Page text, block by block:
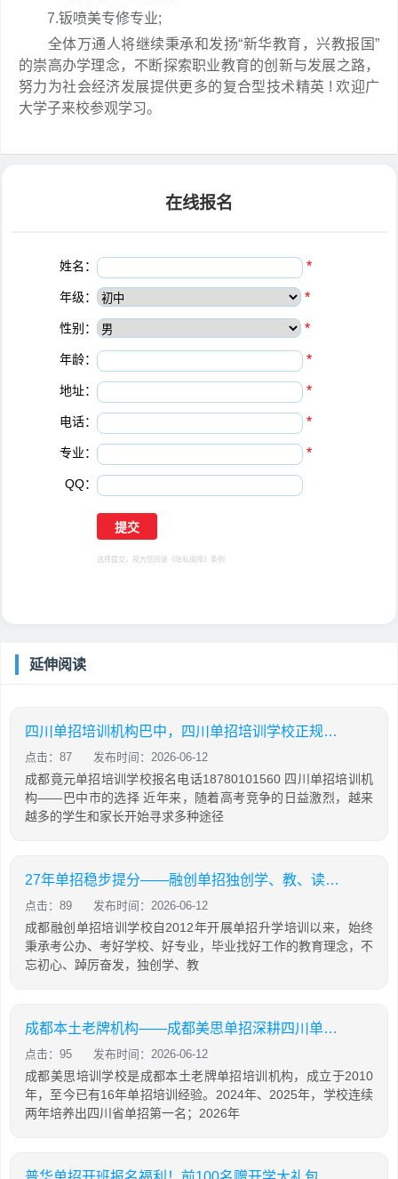
7.钣喷美专修专业;
全体万通人将继续秉承和发扬“新华教育，兴教报国”
的崇高办学理念，不断探索职业教育的创新与发展之路，
努力为社会经济发展提供更多的复合型技术精英 ! 欢迎广
大学子来校参观学习。
在线报名
姓名： *
年级： *
性别： *
年龄： *
地址： *
电话： *
专业： *
QQ：
选择提交，视为您同意 《隐私保障》 条例
延伸阅读
四川单招培训机构巴中，四川单招培训学校正规学校
点击：87 发布时间：2026-06-12
成都竟元单招培训学校报名电话18780101560 四川单招培训机
构——巴中市的选择 近年来，随着高考竞争的日益激烈，越来
越多的学生和家长开始寻求多种途径
27年单招稳步提分——融创单招独创学、教、读、背、练、考六位一体教学模式
点击：89 发布时间：2026-06-12
成都融创单招培训学校自2012年开展单招升学培训以来，始终
秉承考公办、考好学校、好专业，毕业找好工作的教育理念，不
忘初心、踔厉奋发，独创学、教
成都本土老牌机构——成都美思单招深耕四川单招16年，助力学生录取公办院校！
点击：95 发布时间：2026-06-12
成都美思培训学校是成都本土老牌单招培训机构，成立于2010
年，至今已有16年单招培训经验。2024年、2025年，学校连续
两年培养出四川省单招第一名；2026年